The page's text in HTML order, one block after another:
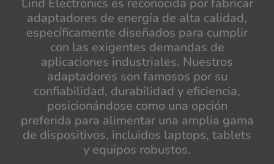
adaptadores de energía de alta calidad,
específicamente diseñados para cumplir
con las exigentes demandas de
aplicaciones industriales. Nuestros
adaptadores son famosos por su
confiabilidad, durabilidad y eficiencia,
posicionándose como una opción
preferida para alimentar una amplia gama
de dispositivos, incluidos laptops, tablets
y equipos robustos.